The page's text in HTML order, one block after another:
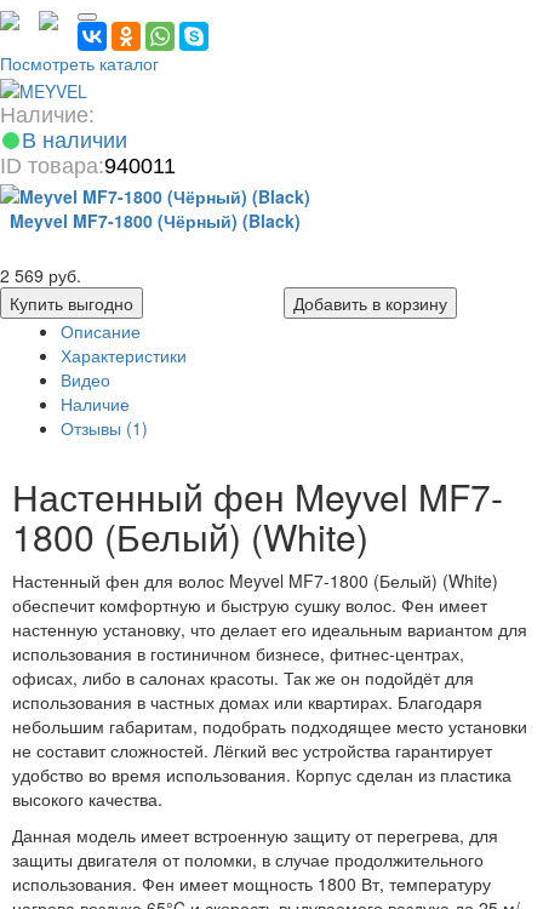
Посмотреть каталог
Наличие:
В наличии
ID товара:940011
Meyvel MF7-1800 (Чёрный) (Black)
2 569 руб.
Купить выгодно
Добавить в корзину
Описание
Характеристики
Видео
Наличие
Отзывы (1)
Настенный фен Meyvel MF7-
1800 (Белый) (White)
Настенный фен для волос Meyvel MF7-1800 (Белый) (White)
обеспечит комфортную и быструю сушку волос. Фен имеет
настенную установку, что делает его идеальным вариантом для
использования в гостиничном бизнесе, фитнес-центрах,
офисах, либо в салонах красоты. Так же он подойдёт для
использования в частных домах или квартирах. Благодаря
небольшим габаритам, подобрать подходящее место установки
не составит сложностей. Лёгкий вес устройства гарантирует
удобство во время использования. Корпус сделан из пластика
высокого качества.
Данная модель имеет встроенную защиту от перегрева, для
защиты двигателя от поломки, в случае продолжительного
использования. Фен имеет мощность 1800 Вт, температуру